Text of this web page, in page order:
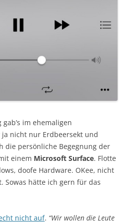
im ehemaligen
ja nicht nur Erdbeersekt und
die persönliche Begegnung der
einem Microsoft Surface. Flotte
doofe Hardware. OKee, nicht
Sowas hätte ich gern für das
nicht auf. “Wir wollen die Leute